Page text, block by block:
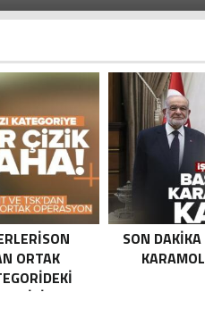
ORTAK
HALE
SON